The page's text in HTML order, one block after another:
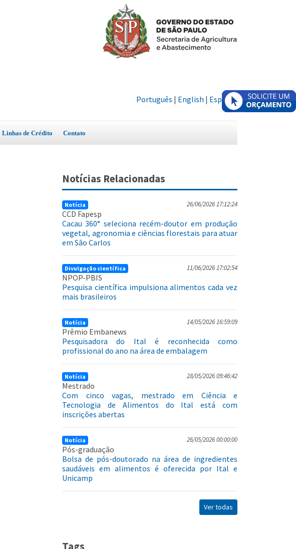
Português | English | Español
Linhas de Crédito Contato
Notícias Relacionadas
Notícia 26/06/2026 17:12:24
CCD Fapesp
Cacau 360° seleciona recém-doutor em produção
vegetal, agronomia e ciências florestais para atuar
em São Carlos
Divulgação científica 11/06/2026 17:02:54
NPOP-PBIS
Pesquisa científica impulsiona alimentos cada vez
mais brasileiros
Notícia 14/05/2026 16:59:09
Prêmio Embanews
Pesquisadora do Ital é reconhecida como
profissional do ano na área de embalagem
Notícia 28/05/2026 09:46:42
Mestrado
Com cinco vagas, mestrado em Ciência e
Tecnologia de Alimentos do Ital está com
inscrições abertas
Notícia 26/05/2026 00:00:00
Pós-graduação
Bolsa de pós-doutorado na área de ingredientes
saudáveis em alimentos é oferecida por Ital e
Unicamp
Ver todas
Tags